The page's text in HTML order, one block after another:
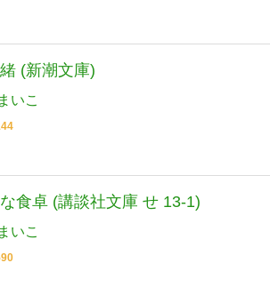
(新潮文庫)
いこ
食卓 (講談社文庫 せ 13-1)
いこ